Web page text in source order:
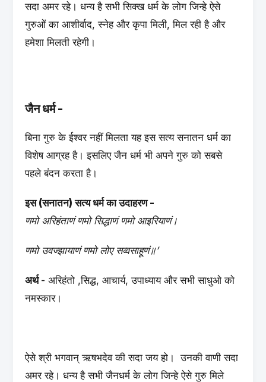
सदा अमर रहे। धन्य है सभी सिक्ख धर्म के लोग जिन्हे ऐसे
गुरुओं का आशीर्वाद, स्नेह और कृपा मिली, मिल रही है और
हमेशा मिलती रहेगी।
जैन धर्म -
बिना गुरु के ईश्वर नहीं मिलता यह इस सत्य सनातन धर्म का
विशेष आग्रह है। इसलिए जैन धर्म भी अपने गुरु को सबसे
पहले बंदन करता है।
इस (सनातन) सत्य धर्म का उदाहरण -
णमो अरिहंताणं णमो सिद्धाणं णमो आइरियाणं।
णमो उवज्झायाणं णमो लोए सव्वसाहूणं॥’
अर्थ - अरिहंतो ,सिद्ध, आचार्य, उपाध्याय और सभी साधुओ को
नमस्कार।
ऐसे श्री भगवान् ऋषभदेव की सदा जय हो। उनकी वाणी सदा
अमर रहे। धन्य है सभी जैनधर्म के लोग जिन्हे ऐसे गुरु मिले